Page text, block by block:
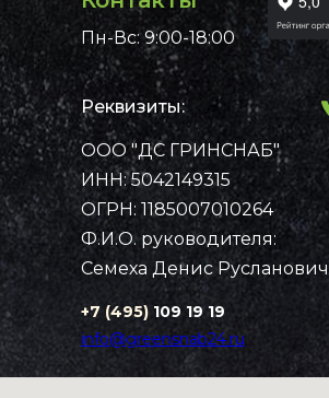
Примеры работ
Рассчитать стоимость
Главная
Каталог
ООО "ДС ГРИНСНАБ"
ИНН: 5042149315
ОГРН: 1185007010264
Ф.И.О. руководителя:
Семеха Денис Русланович
Пн-Вс: 9:00-18:00
+7 (495) 109 19 19
Реквизиты:
info@greensnab24.ru